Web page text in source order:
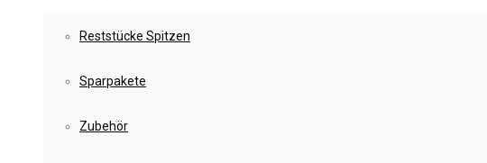
Reststücke Spitzen
Sparpakete
Zubehör